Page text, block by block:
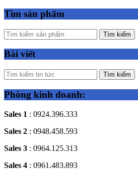
Tìm sản phẩm
Tìm kiếm
Bài viết
Tìm kiếm
Phòng kinh doanh:
Sales 1 : 0924.396.333
Sales 2 : 0948.458.593
Sales 3 : 0964.125.313
Sales 4 : 0961.483.893